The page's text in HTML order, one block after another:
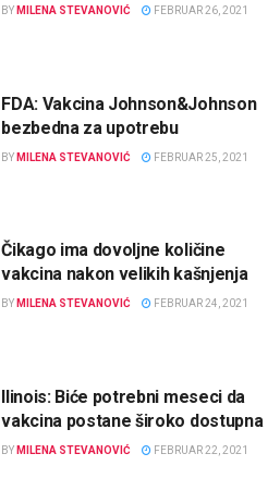
BY MILENA STEVANOVIĆ FEBRUAR 26, 2021
FDA: Vakcina Johnson&Johnson
bezbedna za upotrebu
BY MILENA STEVANOVIĆ FEBRUAR 25, 2021
Čikago ima dovoljne količine
vakcina nakon velikih kašnjenja
BY MILENA STEVANOVIĆ FEBRUAR 24, 2021
Ilinois: Biće potrebni meseci da
vakcina postane široko dostupna
BY MILENA STEVANOVIĆ FEBRUAR 22, 2021